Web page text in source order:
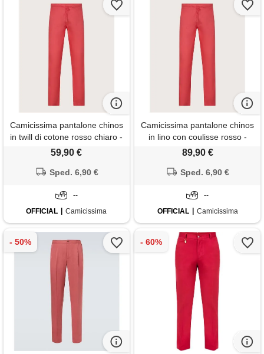
Camicissima pantalone chinos
in twill di cotone rosso chiaro -
uomo
59,90 €
Sped. 6,90 €
--
OFFICIAL
Camicissima
Camicissima pantalone chinos
in lino con coulisse rosso -
uomo
89,90 €
Sped. 6,90 €
--
OFFICIAL
Camicissima